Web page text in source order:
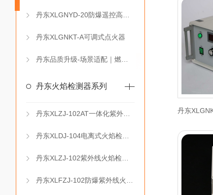
丹东XLGNKT-A可调式点火器
丹东火焰检测器系列